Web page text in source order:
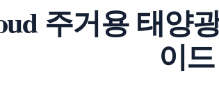
주거용 태양
이드